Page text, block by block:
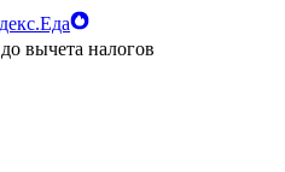
до вычета налогов